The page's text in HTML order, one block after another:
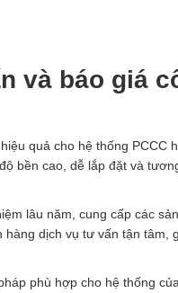
và báo giá
quả cho hệ thống PCCC
bền cao, dễ lắp đặt và
lâu năm, cung cấp các
dịch vụ tư vấn tận tâm,
phù hợp cho hệ thống